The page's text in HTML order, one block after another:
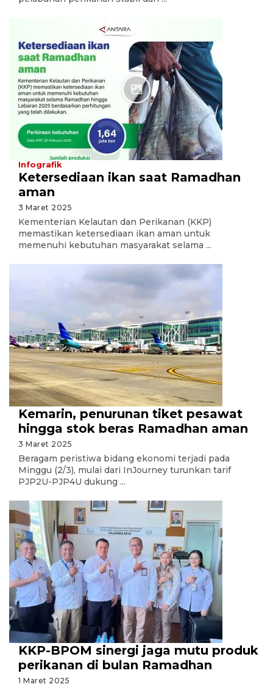
Infografik
Ketersediaan ikan saat Ramadhan
aman
3 Maret 2025
Kementerian Kelautan dan Perikanan (KKP)
memastikan ketersediaan ikan aman untuk
memenuhi kebutuhan masyarakat selama ...
Kemarin, penurunan tiket pesawat
hingga stok beras Ramadhan aman
3 Maret 2025
Beragam peristiwa bidang ekonomi terjadi pada
Minggu (2/3), mulai dari InJourney turunkan tarif
PJP2U-PJP4U dukung ...
KKP-BPOM sinergi jaga mutu produk
perikanan di bulan Ramadhan
1 Maret 2025